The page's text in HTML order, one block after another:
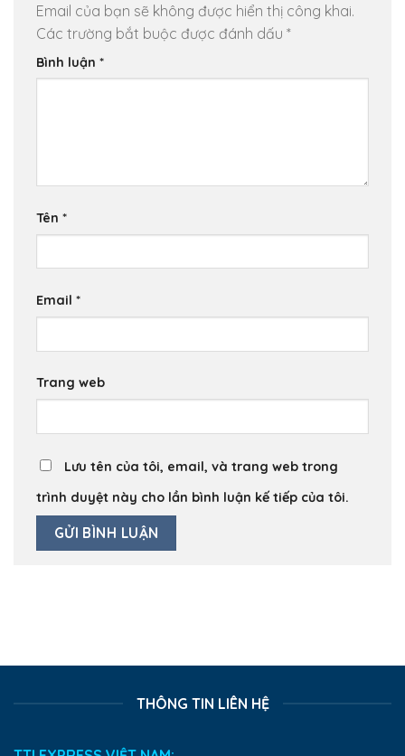
Email của bạn sẽ không được hiển thị công khai.
Các trường bắt buộc được đánh dấu *
Bình luận *
Tên *
Email *
Trang web
Lưu tên của tôi, email, và trang web trong
trình duyệt này cho lần bình luận kế tiếp của tôi.
THÔNG TIN LIÊN HỆ